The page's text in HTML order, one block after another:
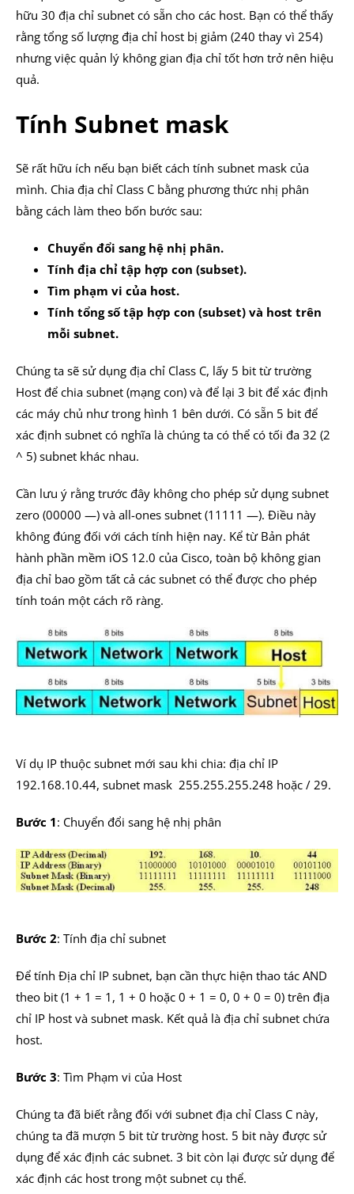
hữu 30 địa chỉ subnet có sẵn cho các host. Bạn có thể thấy
rằng tổng số lượng địa chỉ host bị giảm (240 thay vì 254)
nhưng việc quản lý không gian địa chỉ tốt hơn trở nên hiệu
quả.
Tính Subnet mask
Sẽ rất hữu ích nếu bạn biết cách tính subnet mask của
mình. Chia địa chỉ Class C bằng phương thức nhị phân
bằng cách làm theo bốn bước sau:
Chuyển đổi sang hệ nhị phân.
Tính địa chỉ tập hợp con (subset).
Tìm phạm vi của host.
Tính tổng số tập hợp con (subset) và host trên
mỗi subnet.
Chúng ta sẽ sử dụng địa chỉ Class C, lấy 5 bit từ trường
Host để chia subnet (mạng con) và để lại 3 bit để xác định
các máy chủ như trong hình 1 bên dưới. Có sẵn 5 bit để
xác định subnet có nghĩa là chúng ta có thể có tối đa 32 (2
^ 5) subnet khác nhau.
Cần lưu ý rằng trước đây không cho phép sử dụng subnet
zero (00000 —) và all-ones subnet (11111 —). Điều này
không đúng đối với cách tính hiện nay. Kể từ Bản phát
hành phần mềm iOS 12.0 của Cisco, toàn bộ không gian
địa chỉ bao gồm tất cả các subnet có thể được cho phép
tính toán một cách rõ ràng.
Ví dụ IP thuộc subnet mới sau khi chia: địa chỉ IP
192.168.10.44, subnet mask 255.255.255.248 hoặc / 29.
Bước 1: Chuyển đổi sang hệ nhị phân
Bước 2: Tính địa chỉ subnet
Để tính Địa chỉ IP subnet, bạn cần thực hiện thao tác AND
theo bit (1 + 1 = 1, 1 + 0 hoặc 0 + 1 = 0, 0 + 0 = 0) trên địa
chỉ IP host và subnet mask. Kết quả là địa chỉ subnet chứa
host.
Bước 3: Tìm Phạm vi của Host
Chúng ta đã biết rằng đối với subnet địa chỉ Class C này,
chúng ta đã mượn 5 bit từ trường host. 5 bit này được sử
dụng để xác định các subnet. 3 bit còn lại được sử dụng để
xác định các host trong một subnet cụ thể.